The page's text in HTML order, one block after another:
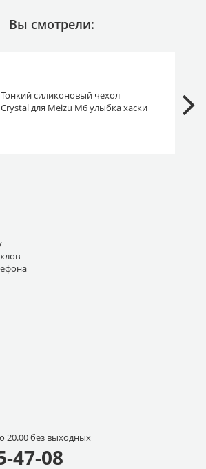
Вы смотрели:
Тонкий силиконовый чехол
Crystal для Meizu M6 улыбка хаски
20.00 без выходных
47-08